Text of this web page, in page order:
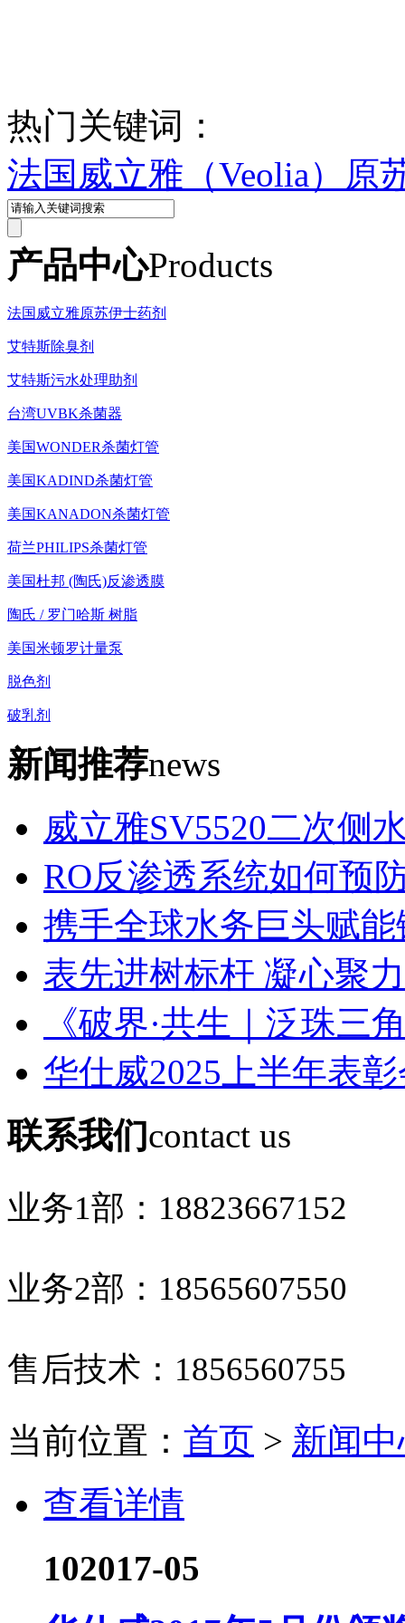
热门关键词：
法国威立雅（Veolia）原
产品中心Products
法国威立雅原苏伊士药剂
艾特斯除臭剂
艾特斯污水处理助剂
台湾UVBK杀菌器
美国WONDER杀菌灯管
美国KADIND杀菌灯管
美国KANADON杀菌灯管
荷兰PHILIPS杀菌灯管
美国杜邦 (陶氏)反渗透膜
陶氏 / 罗门哈斯 树脂
美国米顿罗计量泵
脱色剂
破乳剂
新闻推荐news
威立雅SV5520二次侧
RO反渗透系统如何预
携手全球水务巨头赋
表先进树标杆 凝心聚
《破界·共生｜泛珠三
华仕威2025上半年表
联系我们contact us
业务1部： 18823667152
业务2部： 18565607550
售后技术： 1856560755
当前位置： 首页 > 新闻
查看详情
102017-05